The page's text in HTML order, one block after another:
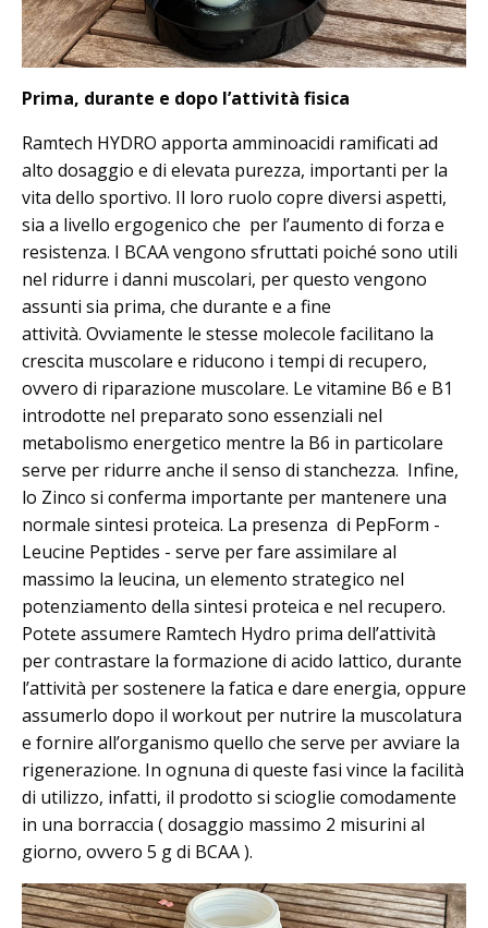
Prima, durante e dopo l’attività fisica
Ramtech HYDRO apporta amminoacidi ramificati ad
alto dosaggio e di elevata purezza, importanti per la
vita dello sportivo. Il loro ruolo copre diversi aspetti,
sia a livello ergogenico che per l’aumento di forza e
resistenza. I BCAA vengono sfruttati poiché sono utili
nel ridurre i danni muscolari, per questo vengono
assunti sia prima, che durante e a fine
attività. Ovviamente le stesse molecole facilitano la
crescita muscolare e riducono i tempi di recupero,
ovvero di riparazione muscolare. Le vitamine B6 e B1
introdotte nel preparato sono essenziali nel
metabolismo energetico mentre la B6 in particolare
serve per ridurre anche il senso di stanchezza. Infine,
lo Zinco si conferma importante per mantenere una
normale sintesi proteica. La presenza di PepForm -
Leucine Peptides - serve per fare assimilare al
massimo la leucina, un elemento strategico nel
potenziamento della sintesi proteica e nel recupero.
Potete assumere Ramtech Hydro prima dell’attività
per contrastare la formazione di acido lattico, durante
l’attività per sostenere la fatica e dare energia, oppure
assumerlo dopo il workout per nutrire la muscolatura
e fornire all’organismo quello che serve per avviare la
rigenerazione. In ognuna di queste fasi vince la facilità
di utilizzo, infatti, il prodotto si scioglie comodamente
in una borraccia ( dosaggio massimo 2 misurini al
giorno, ovvero 5 g di BCAA ).